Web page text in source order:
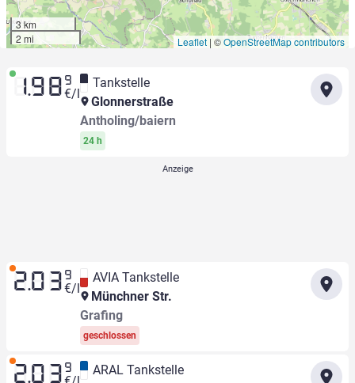
3 km
2 mi
Leaflet | ©OpenStreetMap contributors
1.98 9
€/l
Tankstelle
Glonnerstraße
Antholing/baiern
24 h
2.03 9
€/l
AVIA Tankstelle
Münchner Str.
Grafing
geschlossen
2.03 9
ARAL Tankstelle